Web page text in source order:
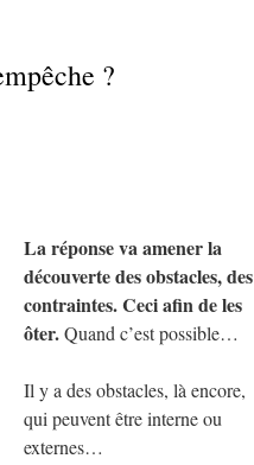
?
La réponse va amener la
découverte des obstacles, des
contraintes. Ceci afin de les
ôter.Quand c’est possible…
Il y a des obstacles, là encore,
qui peuvent être interne ou
externes…